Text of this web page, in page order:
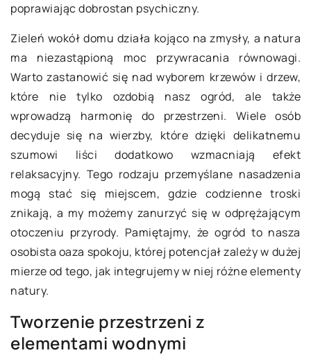
poprawiając dobrostan psychiczny.
Zieleń wokół domu działa kojąco na zmysły, a natura
ma niezastąpioną moc przywracania równowagi.
Warto zastanowić się nad wyborem krzewów i drzew,
które nie tylko ozdobią nasz ogród, ale także
wprowadzą harmonię do przestrzeni. Wiele osób
decyduje się na wierzby, które dzięki delikatnemu
szumowi liści dodatkowo wzmacniają efekt
relaksacyjny. Tego rodzaju przemyślane nasadzenia
mogą stać się miejscem, gdzie codzienne troski
znikają, a my możemy zanurzyć się w odprężającym
otoczeniu przyrody. Pamiętajmy, że ogród to nasza
osobista oaza spokoju, której potencjał zależy w dużej
mierze od tego, jak integrujemy w niej różne elementy
natury.
Tworzenie przestrzeni z
elementami wodnymi